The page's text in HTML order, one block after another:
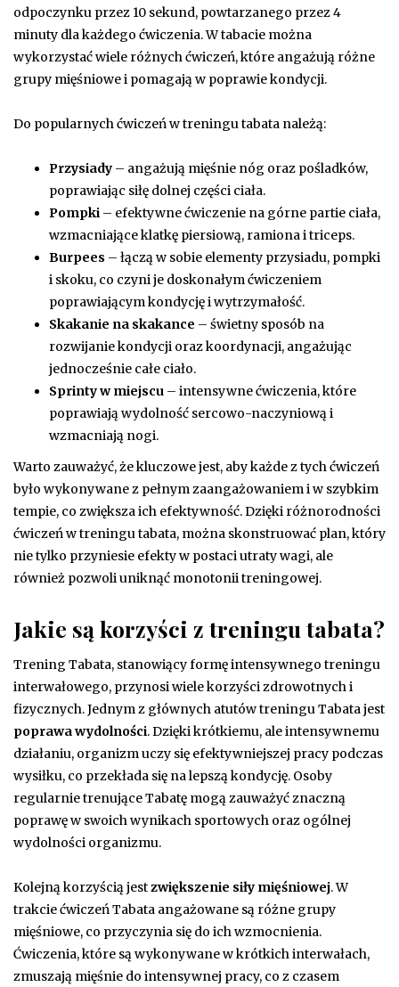
odpoczynku przez 10 sekund, powtarzanego przez 4
minuty dla każdego ćwiczenia. W tabacie można
wykorzystać wiele różnych ćwiczeń, które angażują różne
grupy mięśniowe i pomagają w poprawie kondycji.
Do popularnych ćwiczeń w treningu tabata należą:
Przysiady – angażują mięśnie nóg oraz pośladków,
poprawiając siłę dolnej części ciała.
Pompki – efektywne ćwiczenie na górne partie ciała,
wzmacniające klatkę piersiową, ramiona i triceps.
Burpees – łączą w sobie elementy przysiadu, pompki
i skoku, co czyni je doskonałym ćwiczeniem
poprawiającym kondycję i wytrzymałość.
Skakanie na skakance – świetny sposób na
rozwijanie kondycji oraz koordynacji, angażując
jednocześnie całe ciało.
Sprinty w miejscu – intensywne ćwiczenia, które
poprawiają wydolność sercowo-naczyniową i
wzmacniają nogi.
Warto zauważyć, że kluczowe jest, aby każde z tych ćwiczeń
było wykonywane z pełnym zaangażowaniem i w szybkim
tempie, co zwiększa ich efektywność. Dzięki różnorodności
ćwiczeń w treningu tabata, można skonstruować plan, który
nie tylko przyniesie efekty w postaci utraty wagi, ale
również pozwoli uniknąć monotonii treningowej.
Jakie są korzyści z treningu tabata?
Trening Tabata, stanowiący formę intensywnego treningu
interwałowego, przynosi wiele korzyści zdrowotnych i
fizycznych. Jednym z głównych atutów treningu Tabata jest
poprawa wydolności. Dzięki krótkiemu, ale intensywnemu
działaniu, organizm uczy się efektywniejszej pracy podczas
wysiłku, co przekłada się na lepszą kondycję. Osoby
regularnie trenujące Tabatę mogą zauważyć znaczną
poprawę w swoich wynikach sportowych oraz ogólnej
wydolności organizmu.
Kolejną korzyścią jestzwiększenie siły mięśniowej. W
trakcie ćwiczeń Tabata angażowane są różne grupy
mięśniowe, co przyczynia się do ich wzmocnienia.
Ćwiczenia, które są wykonywane w krótkich interwałach,
zmuszają mięśnie do intensywnej pracy, co z czasem